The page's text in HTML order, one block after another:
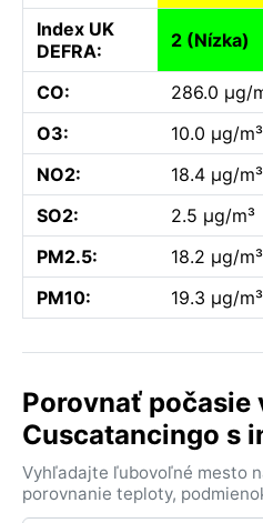
Index UK
DEFRA:
2 (Nízka)
CO:
286.0 µg/
O3:
10.0 µg/m³
NO2:
18.4 µg/m³
SO2:
2.5 µg/m³
PM2.5:
18.2 µg/m³
PM10:
19.3 µg/m³
Porovnať počasie
Cuscatancingo s
Vyhľadajte ľubovoľné mesto
porovnanie teploty,